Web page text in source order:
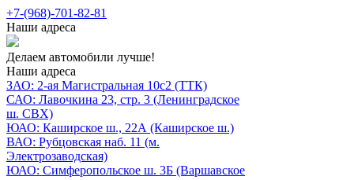
+7-(968)-701-82-81
Наши адреса
Делаем автомобили лучше!
Наши адреса
ЗАО: 2-ая Магистральная 10с2 (ТТК)
САО: Лавочкина 23, стр. 3 (Ленинградское
ш. СВХ)
ЮАО: Каширское ш., 22А (Каширское ш.)
ВАО: Рубцовская наб. 11 (м.
Электрозаводская)
ЮАО: Симферопольское ш. 3Б (Варшавское